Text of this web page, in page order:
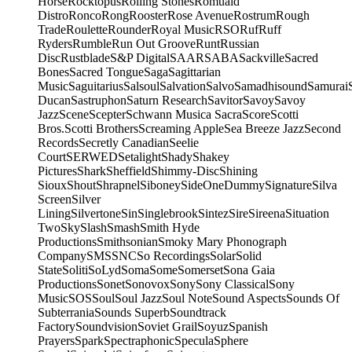
DistroRoncoRongRoosterRose AvenueRostrumRough
TradeRouletteRounderRoyal MusicRSORufRuff
RydersRumbleRun Out GrooveRuntRussian
DiscRustbladeS&P DigitalSAARSABASackvilleSacred
BonesSacred TongueSagaSagittarian
MusicSaguitariusSalsoulSalvationSalvoSamadhisoundSamurai
DucanSastruphonSaturn ResearchSavitorSavoySavoy
JazzSceneScepterSchwann Musica SacraScoreScotti
Bros.Scotti BrothersScreaming AppleSea Breeze JazzSecond
RecordsSecretly CanadianSeelie
CourtSERWEDSetalightShadyShakey
PicturesSharkSheffieldShimmy-DiscShining
SiouxShoutShrapnelSiboneySideOneDummySignatureSilva
ScreenSilver
LiningSilvertoneSinSinglebrookSintezSireSireenaSituation
TwoSkySlashSmashSmith Hyde
ProductionsSmithsonianSmoky Mary Phonograph
CompanySMSSNCSo RecordingsSolarSolid
StateSolitiSoLydSomaSomeSomersetSona Gaia
ProductionsSonetSonovoxSonySony ClassicalSony
MusicSOSSoulSoul JazzSoul NoteSound AspectsSounds Of
SubterraniaSounds SuperbSoundtrack
FactorySoundvisionSoviet GrailSoyuzSpanish
PrayersSparkSpectraphonicSpeculaSphere